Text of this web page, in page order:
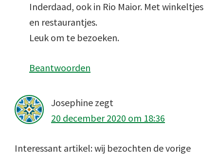
Inderdaad, ook in Rio Maior. Met winkeltjes
en restaurantjes.
Leuk om te bezoeken.
Beantwoorden
Josephine zegt
20 december 2020 om 18:36
Interessant artikel: wij bezochten de vorige